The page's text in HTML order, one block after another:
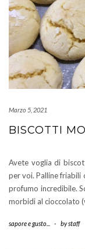
Marzo 5, 2021
BISCOTTI
Avete voglia di
per voi. Palline friabili
profumo incredibile.
morbidi al cioccolato
sapore e gusto... - bystaff